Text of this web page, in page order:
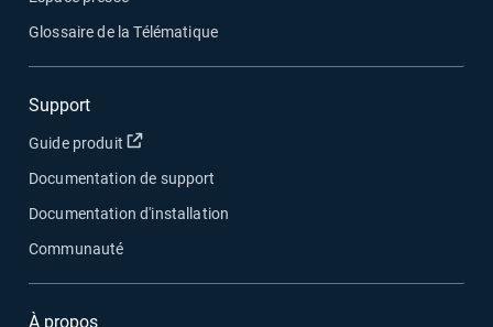
Glossaire de la Télématique
Support
Guide produit Ouvrir dans une nouvelle fenêtre
Documentation de support
Documentation d'installation
Communauté
À propos